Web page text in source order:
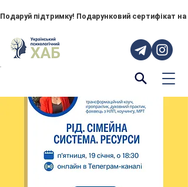
Подаруй підтримку! Подарунковий сертифікат